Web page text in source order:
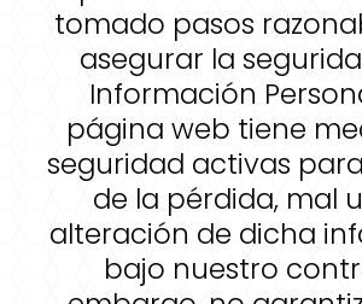
tomado pasos
asegurar la
Información
página web tiene
seguridad activas
de la pérdida, mal
alteración de dicha
bajo nuestro